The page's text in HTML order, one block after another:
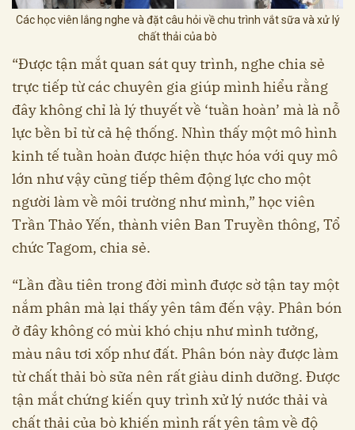
Các học viên lắng nghe và đặt câu hỏi về chu trình vắt sữa và xử lý
chất thải của bò
“Được tận mắt quan sát quy trình, nghe chia sẻ
trực tiếp từ các chuyên gia giúp mình hiểu rằng
đây không chỉ là lý thuyết về ‘tuần hoàn’ mà là nỗ
lực bền bỉ từ cả hệ thống. Nhìn thấy một mô hình
kinh tế tuần hoàn được hiện thực hóa với quy mô
lớn như vậy cũng tiếp thêm động lực cho một
người làm về môi trường như mình,” học viên
Trần Thảo Yến, thành viên Ban Truyền thông, Tổ
chức Tagom, chia sẻ.
“Lần đầu tiên trong đời mình được sờ tận tay một
nắm phân mà lại thấy yên tâm đến vậy. Phân bón
ở đây không có mùi khó chịu như mình tưởng,
màu nâu tơi xốp như đất. Phân bón này được làm
từ chất thải bò sữa nên rất giàu dinh dưỡng. Được
tận mắt chứng kiến quy trình xử lý nước thải và
chất thải của bò khiến mình rất yên tâm về độ